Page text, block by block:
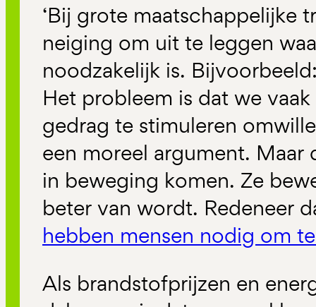
‘Bij grote maatschappelijke
neiging om uit te leggen
noodzakelijk is.
Het probleem is dat we
gedrag te stimuleren
een moreel argument. Maar
in beweging komen. Ze
beter van wordt. Redeneer
hebben mensen nodig om
Als brandstofprijzen en